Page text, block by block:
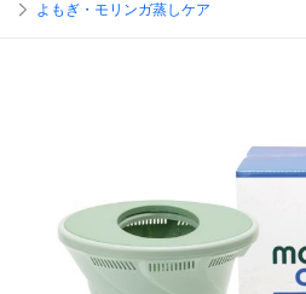
よもぎ・モリンガ蒸しケア